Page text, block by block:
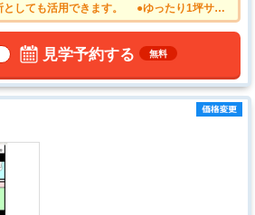
としても活用できます。 ●ゆったり1坪サイ
ット ●マイカーを2台所有されているご家庭
システムキッチン
見学予約する 無料